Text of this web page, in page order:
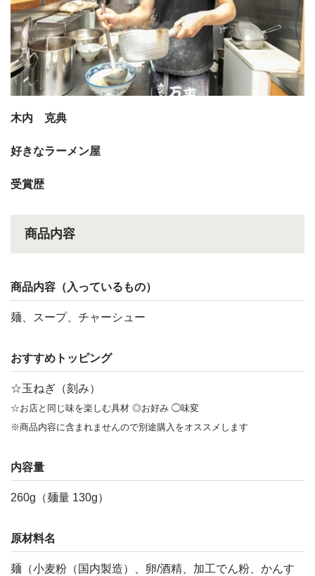
木内 克典
好きなラーメン屋
受賞歴
商品内容
商品内容（入っているもの）
麺、スープ、チャーシュー
おすすめトッピング
☆玉ねぎ（刻み）
☆お店と同じ味を楽しむ具材 ◎お好み ◯味変
※商品内容に含まれませんので別途購入をオススメします
内容量
260g（麺量 130g）
原材料名
麺（小麦粉（国内製造）、卵/酒精、加工でん粉、かんす